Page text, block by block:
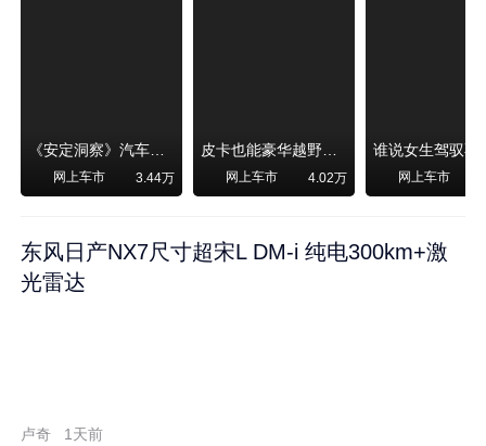
《安定洞察》汽车烧不烧油，和石油安全无关！
网上车市 3.44万
皮卡也能豪华越野！纵横F700上市，限时卖29.99万起
网上车市 4.02万 网上车市
东风日产NX7尺寸超宋L DM-i 纯电300km+激
光雷达
卢奇 1天前